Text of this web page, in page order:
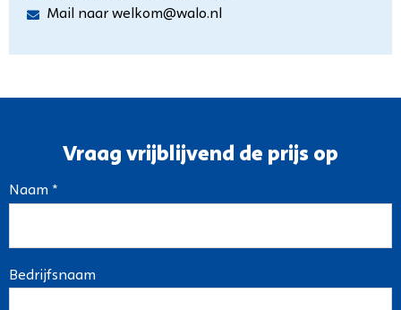
Mail naar welkom@walo.nl
Vraag vrijblijvend de prijs op
Naam *
Bedrijfsnaam